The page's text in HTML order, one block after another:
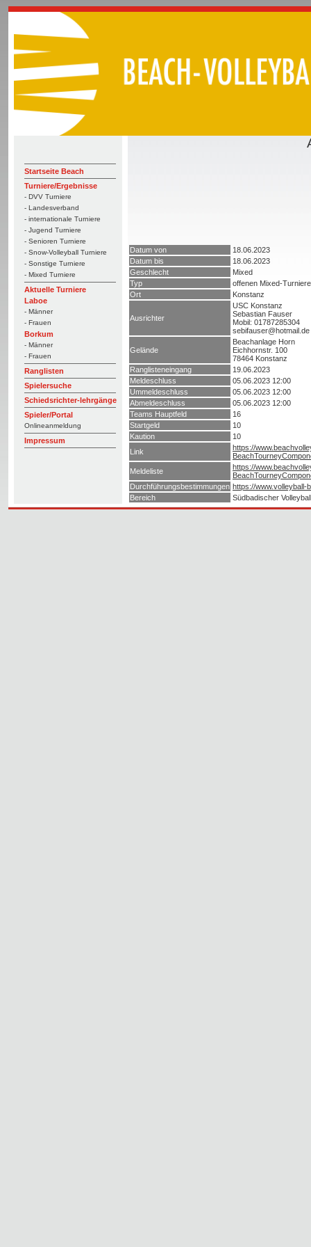
Startseite Beach
Turniere/Ergebnisse
- DVV Turniere
- Landesverband
- internationale Turniere
- Jugend Turniere
- Senioren Turniere
- Snow-Volleyball Turniere
- Sonstige Turniere
- Mixed Turniere
Aktuelle Turniere
Laboe
- Männer
- Frauen
Borkum
- Männer
- Frauen
Ranglisten
Spielersuche
Schiedsrichter-lehrgänge
Spieler/Portal
Onlineanmeldung
Impressum
Datum von
18.06.2023
Datum bis
18.06.2023
Geschlecht
Mixed
Typ
offenen Mixed-
Ort
Konstanz
Ausrichter
USC Konstanz
Sebastian Fauser
Mobil: 01787285304
sebifauser@hotmail.de
Gelände
Beachanlage Horn
Eichhornstr. 100
78464 Konstanz
Ranglisteneingang
19.06.2023
Meldeschluss
05.06.2023 12:00
Ummeldeschluss
05.06.2023 12:00
Abmeldeschluss
05.06.2023 12:00
Teams Hauptfeld
16
Startgeld
10
Kaution
10
Link
https://
Meldeliste
https://
Durchführungsbestimmungen https://www.volleyball-
Bereich
Südbadischer